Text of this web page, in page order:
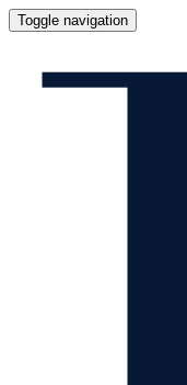
Toggle navigation